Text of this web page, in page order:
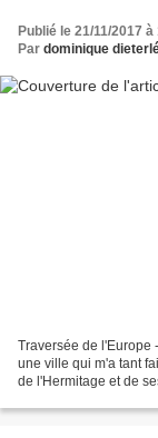
Publié le 21/11/2017 à
Par dominique
Traversée de l'Europe
une ville qui m'a tant
de l'Hermitage et de